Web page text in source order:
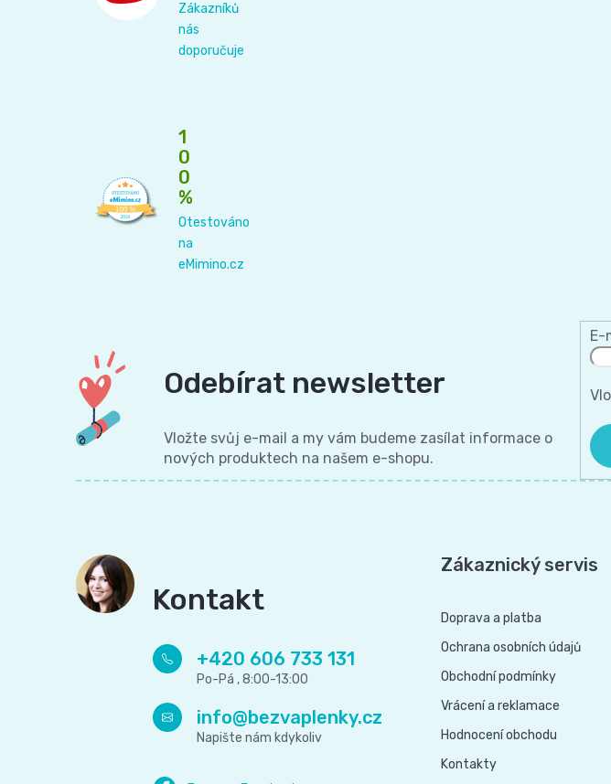
Zákazníků
nás
doporučuje
1
0
0
%
Otestováno
na
eMimino.cz
Odebírat newsletter
Vložte svůj e-mail a my vám budeme zasílat informace o
nových produktech na našem e-shopu.
E-
Kontakt
info@bezvaplenky.cz
+420 606 733 131
Zákaznický servis
Doprava a platba
Ochrana osobních údajů
Obchodní podmínky
Vrácení a reklamace
Hodnocení obchodu
Kontakty